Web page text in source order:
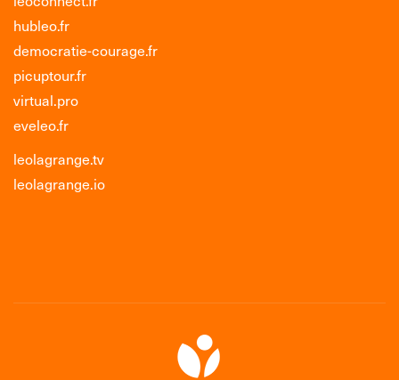
hubleo.fr
democratie-courage.fr
picuptour.fr
virtual.pro
eveleo.fr
leolagrange.tv
leolagrange.io